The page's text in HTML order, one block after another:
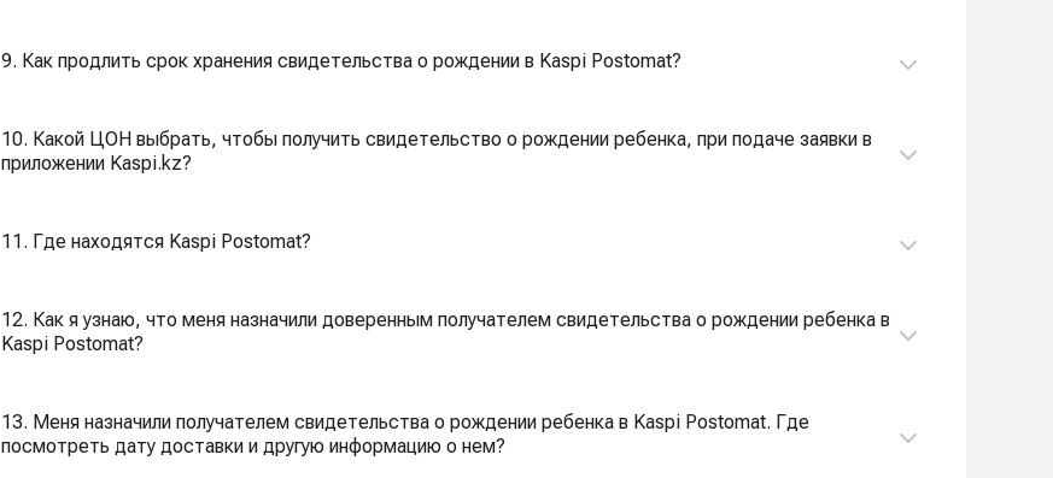
9. Как продлить срок хранения свидетельства о рождении в Kaspi Postomat?
10. Какой ЦОН выбрать, чтобы получить свидетельство о рождении ребенка, при подаче заявки в
приложении Kaspi.kz?
11. Где находятся Kaspi Postomat?
12. Как я узнаю, что меня назначили доверенным получателем свидетельства о рождении ребенка в
Kaspi Postomat?
13. Меня назначили получателем свидетельства о рождении ребенка в Kaspi Postomat. Где
посмотреть дату доставки и другую информацию о нем?